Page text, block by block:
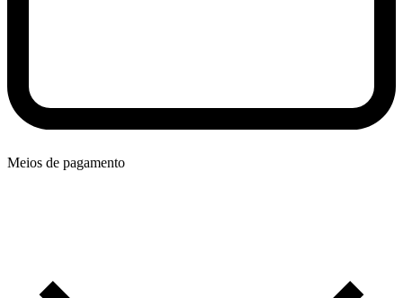
Meios de pagamento